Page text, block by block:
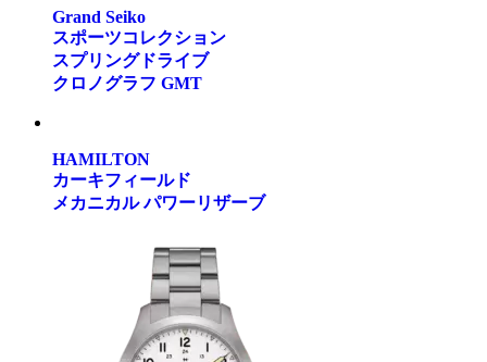
Grand Seiko
スポーツコレクション
スプリングドライブ
クロノグラフ GMT
HAMILTON
カーキフィールド
メカニカル パワーリザーブ